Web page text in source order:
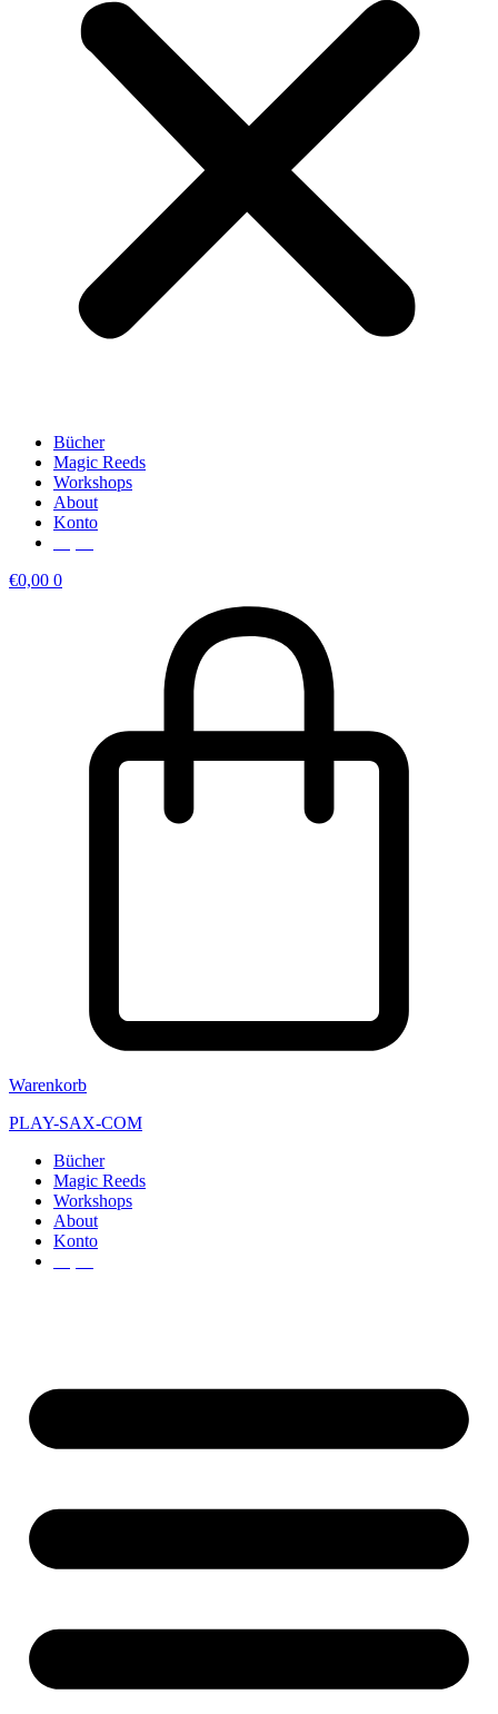
Bücher
Magic Reeds
Workshops
About
Konto
€0,00 0
Warenkorb
PLAY-SAX-COM
Bücher
Magic Reeds
Workshops
About
Konto